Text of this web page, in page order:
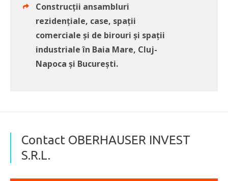
Construcții ansambluri
rezidențiale, case, spații
comerciale și de birouri și spații
industriale în Baia Mare, Cluj-
Napoca și București.
Contact OBERHAUSER INVEST
S.R.L.